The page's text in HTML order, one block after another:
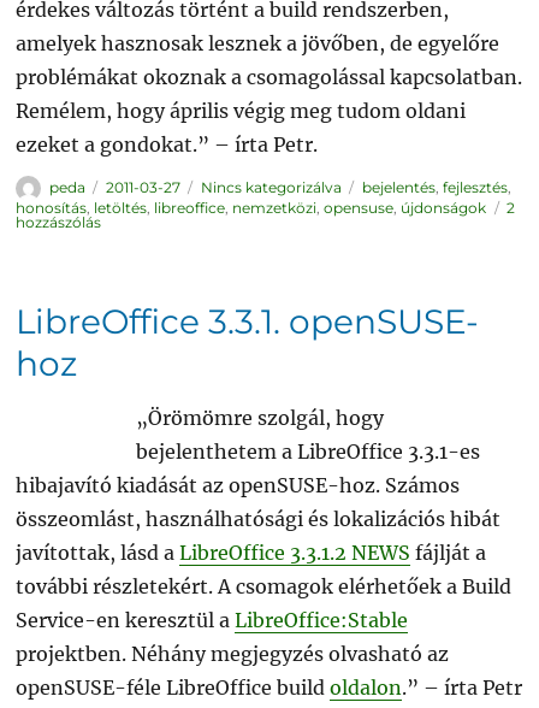
érdekes változás történt a build rendszerben,
amelyek hasznosak lesznek a jövőben, de egyelőre
problémákat okoznak a csomagolással kapcsolatban.
Remélem, hogy április végig meg tudom oldani
ezeket a gondokat.” – írta Petr.
Szerző
peda Közzétéve
2011-03-27 Kategória
Nincs kategorizálva Címke
bejelentés, fejlesztés,
honosítás letöltés libreoffice nemzetközi ,opensuse újdonságok
2
hozzászólásLibreOffice
LibreOffice 3.3.1. openSUSE-
hoz
„Örömömre szolgál, hogy
bejelenthetem a LibreOffice 3.3.1-es
hibajavító kiadását az openSUSE-hoz. Számos
összeomlást, használhatósági és lokalizációs hibát
javítottak, lásd aLibreOffice 3.3.1.2 NEWS fájlját a
további részletekért. A csomagok elérhetőek a Build
Service-en keresztül aLibreOffice:Stable
projektben. Néhány megjegyzés olvasható az
openSUSE-féle LibreOffice buildoldalon.” – írta Petr